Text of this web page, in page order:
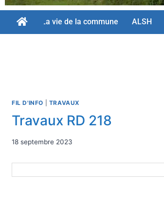
La vie de la commune ALSH
FIL D'INFO TRAVAUX
Travaux RD 218
18 septembre 2023